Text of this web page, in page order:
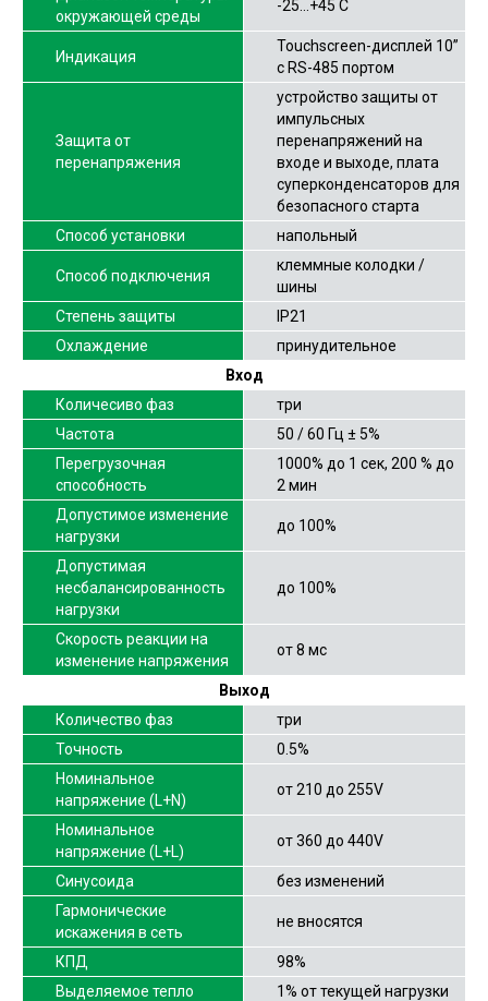
окружающей среды
-25…+45 С
Индикация
Touchscreen-дисплей 10”
с RS-485 портом
Защита от
перенапряжения
устройство защиты от
импульсных
перенапряжений на
входе и выходе, плата
суперконденсаторов для
безопасного старта
Способ установки
напольный
Способ подключения
клеммные колодки /
шины
Степень защиты
IP21
Охлаждение
принудительное
Вход
Количесиво фаз
три
Частота
50 / 60 Гц ± 5%
Перегрузочная
способность
1000% до 1 сек, 200 % до
2 мин
Допустимое изменение
нагрузки
до 100%
Допустимая
несбалансированность
нагрузки
до 100%
Скорость реакции на
изменение напряжения
от 8 мс
Выход
Количество фаз
три
Точность
0.5%
Номинальное
напряжение (L+N)
от 210 до 255V
Номинальное
напряжение (L+L)
от 360 до 440V
Синусоида
без изменений
Гармонические
искажения в сеть
не вносятся
КПД
98%
Выделяемое тепло
1% от текущей нагрузки